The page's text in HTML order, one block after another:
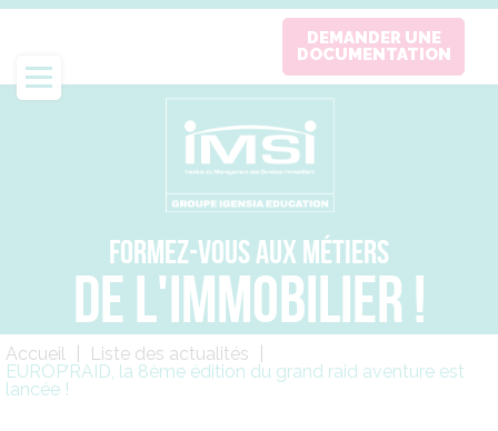
Aller
contenu
principal
DEMANDER UNE
DOCUMENTATION
FORMEZ-VOUS AUX MÉTIERS
DE L'IMMOBILIER !
Fil
d'Ariane
Accueil
Liste des actualités
EUROP’RAID, la 8ème édition du grand raid aventure est
lancée !